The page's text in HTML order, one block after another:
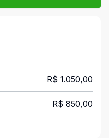
R$ 1.050,00
R$ 850,00